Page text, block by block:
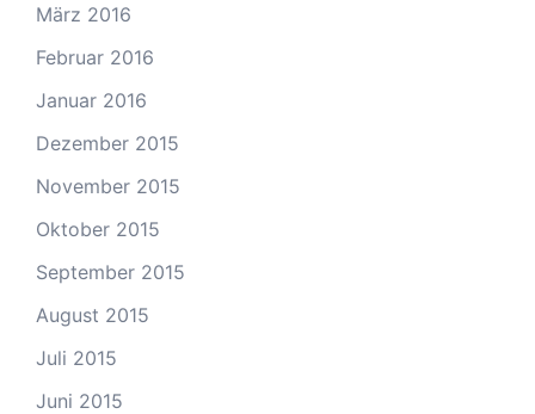
März 2016
Februar 2016
Januar 2016
Dezember 2015
November 2015
Oktober 2015
September 2015
August 2015
Juli 2015
Juni 2015